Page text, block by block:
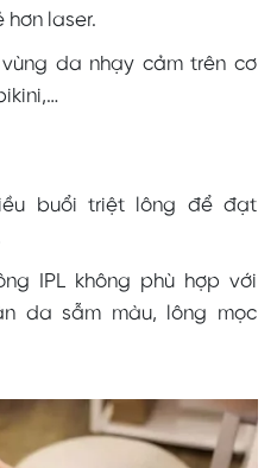
hơn laser.
vùng da nhạy cảm trên cơ
buổi triệt lông để đạt
IPL không phù hợp với
da sẫm màu, lông mọc